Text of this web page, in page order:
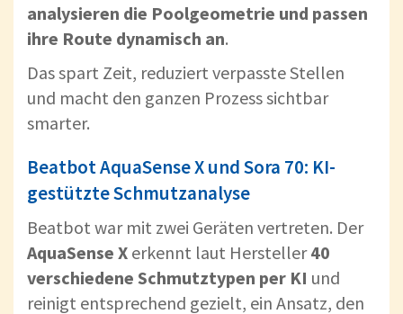
analysieren die Poolgeometrie und passen
ihre Route dynamisch an.
Das spart Zeit, reduziert verpasste Stellen
und macht den ganzen Prozess sichtbar
smarter.
Beatbot AquaSense X und Sora 70: KI-
gestützte Schmutzanalyse
Beatbot war mit zwei Geräten vertreten. Der
AquaSense X erkennt laut Hersteller40
verschiedene Schmutztypen per KI und
reinigt entsprechend gezielt, ein Ansatz, den